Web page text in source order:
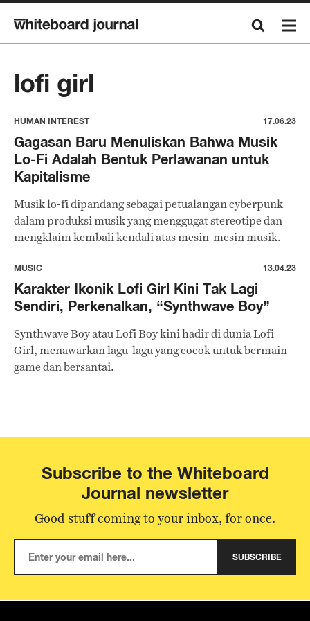
lofi girl
HUMAN INTEREST 17.06.23
Gagasan Baru Menuliskan Bahwa Musik
Lo-Fi Adalah Bentuk Perlawanan untuk
Kapitalisme
Musik lo-fi dipandang sebagai petualangan cyberpunk
dalam produksi musik yang menggugat stereotipe dan
mengklaim kembali kendali atas mesin-mesin musik.
MUSIC 13.04.23
Karakter Ikonik Lofi Girl Kini Tak Lagi
Sendiri, Perkenalkan, “Synthwave Boy”
Synthwave Boy atau Lofi Boy kini hadir di dunia Lofi
Girl, menawarkan lagu-lagu yang cocok untuk bermain
game dan bersantai.
Subscribe to the Whiteboard
Journal newsletter
Good stuff coming to your inbox, for once.
SUBSCRIBE